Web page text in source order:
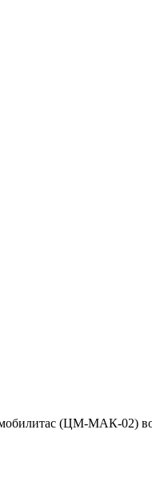
мобилитас (ЦМ-МАК-02)